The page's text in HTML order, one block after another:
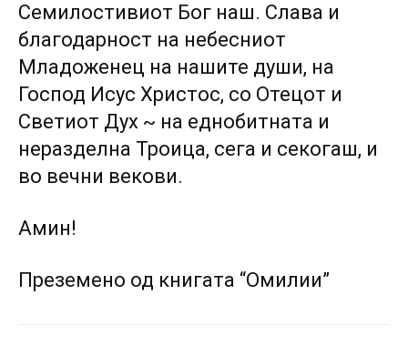
Семилостивиот Бог наш. Слава и
благодарност на небесниот
Младоженец на нашите души, на
Господ Исус Христос, co Отецот и
Светиот Дух ~ на еднобитната и
неразделна Троица, сега и секогаш, и
во вечни векови.
Амин!
Преземено од книгата “Омилии”